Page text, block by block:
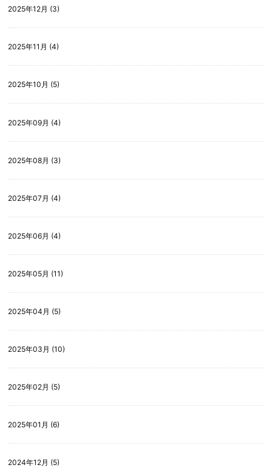
2025年12月 (3)
2025年11月 (4)
2025年10月 (5)
2025年09月 (4)
2025年08月 (3)
2025年07月 (4)
2025年06月 (4)
2025年05月 (11)
2025年04月 (5)
2025年03月 (10)
2025年02月 (5)
2025年01月 (6)
2024年12月 (5)